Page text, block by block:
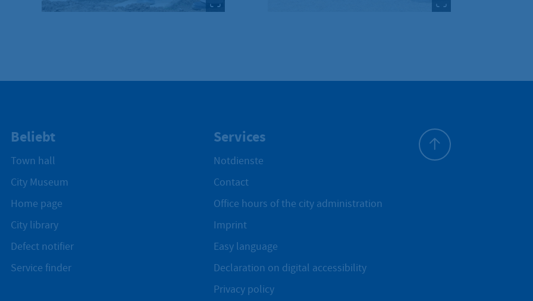
Beliebt
Town hall
City Museum
Home page
City library
Defect notifier
Service finder
Services
Notdienste
Contact
Office hours of the city administration
Imprint
Easy language
Declaration on digital accessibility
Privacy policy